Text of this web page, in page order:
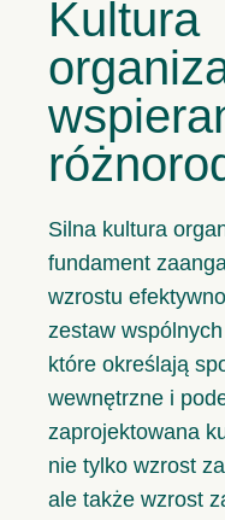
Kultura
Silna kultura
fundament
wzrostu
zestaw
które określają
wewnętrzne i
zaprojektowana
nie tylko wzrost
ale także wzrost